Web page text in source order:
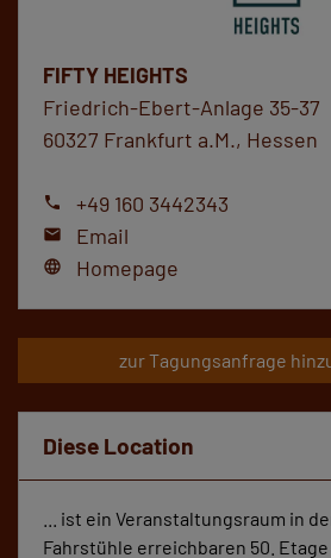
FIFTY HEIGHTS
Friedrich-Ebert-Anlage 35-37
60327 Frankfurt a.M., Hessen
phone +49 160 3442343
mail Email
language Homepage
zur Tagungsanfrage
Diese Location
... ist ein Veranstaltungsraum in
Fahrstühle erreichbaren 50. Etage